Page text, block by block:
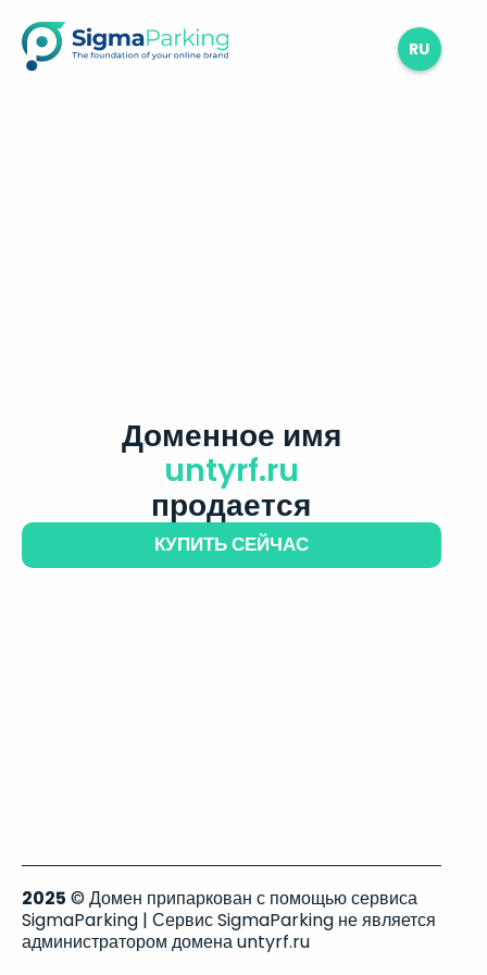
RU
Доменное имя
untyrf.ru
продается
КУПИТЬ СЕЙЧАС
2025 © Домен припаркован с помощью сервиса
SigmaParking | Сервис SigmaParking не является
администратором домена untyrf.ru